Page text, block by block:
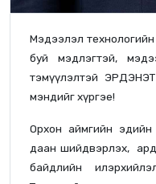
Мэдээлэл
буй мэдлэгтэй,
тэмүүлэлтэй
мэндийг хүргэе!
Орхон аймгийн эдийн
даан шийдвэрлэх,
байдлийн